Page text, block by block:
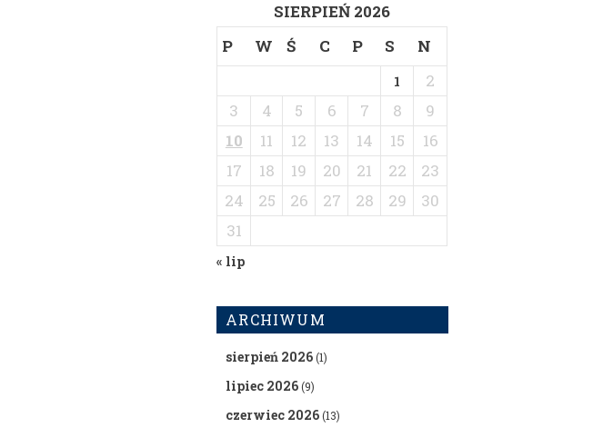
SIERPIEŃ 2026
P
W Ś C P S N
1
2
3
4 5 6 7 8
9
10
11 12 13 14 15
16
17
18 19 20 21 22
23
24
25 26 27 28 29
30
31
« lip
ARCHIWUM
sierpień 2026(1)
lipiec 2026(9)
czerwiec 2026(13)